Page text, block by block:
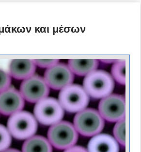
και μέσων